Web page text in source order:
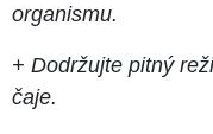
organismu.
+ Dodržujte pitný
čaje.